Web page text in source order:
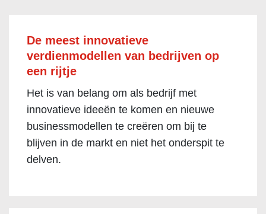
De meest innovatieve
verdienmodellen van bedrijven op
een rijtje
Het is van belang om als bedrijf met
innovatieve ideeën te komen en nieuwe
businessmodellen te creëren om bij te
blijven in de markt en niet het onderspit te
delven.